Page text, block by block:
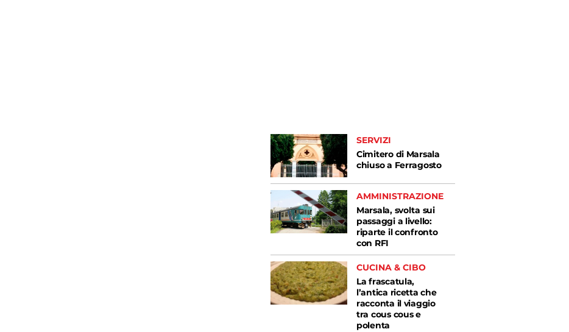
SERVIZI
Cimitero di Marsala
chiuso a Ferragosto
AMMINISTRAZIONE
Marsala, svolta sui
passaggi a livello:
riparte il confronto
con RFI
CUCINA & CIBO
La frascatula,
l’antica ricetta che
racconta il viaggio
tra cous cous e
polenta